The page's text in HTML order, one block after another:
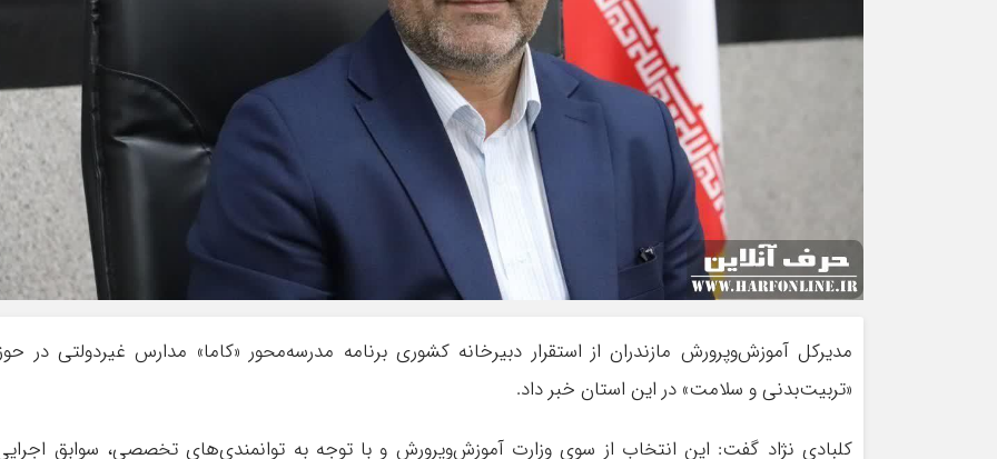
مدیرکل آموزش‌وپرورش مازندران از استقرار دبیرخانه کشوری برنامه مدرسه‌محور «کاما» مدارس غیردولتی در
«تربیت‌بدنی و سلامت» در این استان خبر داد.
کلبادی نژاد گفت: این انتخاب از سوی وزارت آموزش‌وپرورش و با توجه به توانمندی‌های تخصصی، سوابق